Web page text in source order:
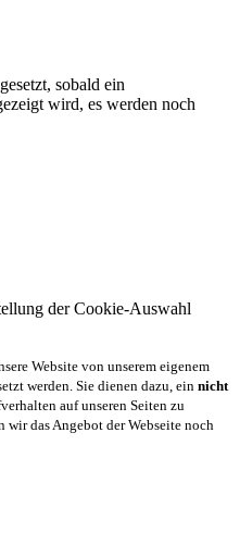
sobald ein
wird, es werden noch
der Cookie-Auswahl
Website von unserem eigenem
werden. Sie dienen dazu, ein nicht
auf unseren Seiten zu
wir das Angebot der Webseite noch